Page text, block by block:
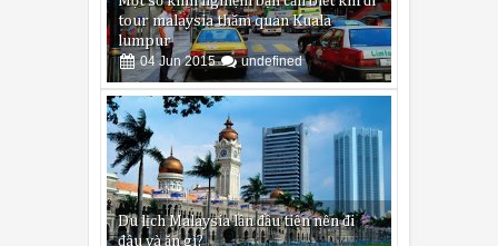
tour malaysia thăm quan Kuala
lumpur
04 Jun 2015 undefined
Du lịch Malaysia lần đầu tiên nên đi
đâu và ăn gì?